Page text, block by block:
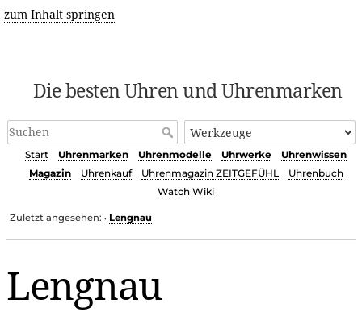
zum Inhalt springen
Die besten Uhren und Uhrenmarken
Start Uhrenmarken Uhrenmodelle Uhrwerke
Uhrenwissen
Magazin
Uhrenkauf Uhrenmagazin ZEITGEFÜHL
Uhrenbuch
Watch Wiki
Zuletzt angesehen: • Lengnau
Lengnau